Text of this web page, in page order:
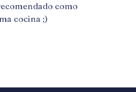
como
cocina ;)